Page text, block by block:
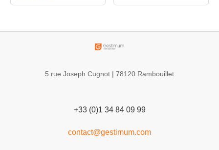
5 rue Joseph Cugnot | 78120 Rambouillet
+33 (0)1 34 84 09 99
contact@gestimum.com